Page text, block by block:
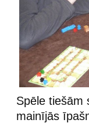
Spēle tiešām
mainījās